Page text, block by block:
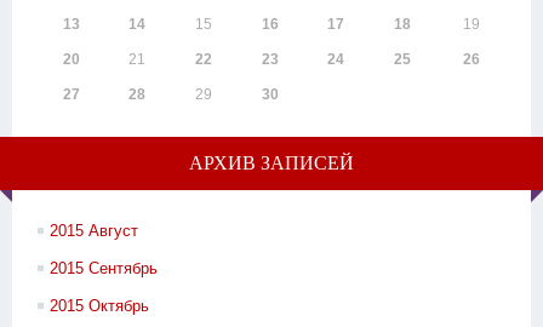
13 14 15 16 17 18 19
20 21 22 23 24 25 26
27 28 29 30
АРХИВ ЗАПИСЕЙ
2015 Август
2015 Сентябрь
2015 Октябрь